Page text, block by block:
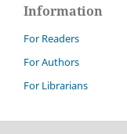
Information
For Readers
For Authors
For Librarians